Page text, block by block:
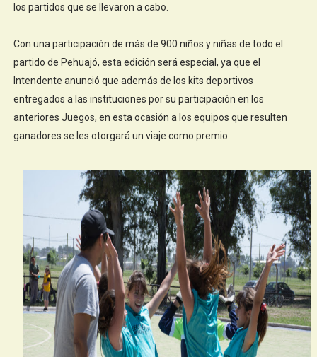
los partidos que se llevaron a cabo.
Con una participación de más de 900 niños y niñas de todo el
partido de Pehuajó, esta edición será especial, ya que el
Intendente anunció que además de los kits deportivos
entregados a las instituciones por su participación en los
anteriores Juegos, en esta ocasión a los equipos que resulten
ganadores se les otorgará un viaje como premio.